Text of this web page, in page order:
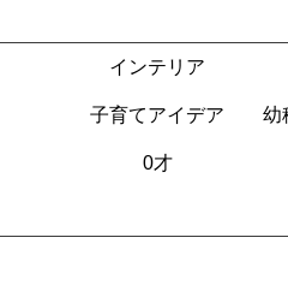
インテリア
子育てアイデア 幼
0才